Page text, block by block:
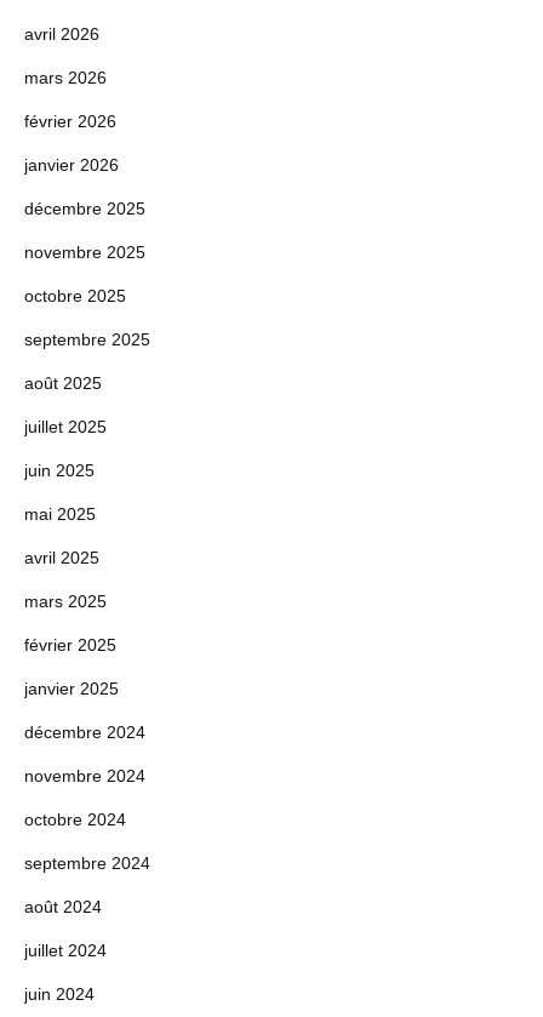
avril 2026
mars 2026
février 2026
janvier 2026
décembre 2025
novembre 2025
octobre 2025
septembre 2025
août 2025
juillet 2025
juin 2025
mai 2025
avril 2025
mars 2025
février 2025
janvier 2025
décembre 2024
novembre 2024
octobre 2024
septembre 2024
août 2024
juillet 2024
juin 2024